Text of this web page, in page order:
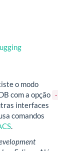
o modo
com a opção -
interfaces
comandos
.